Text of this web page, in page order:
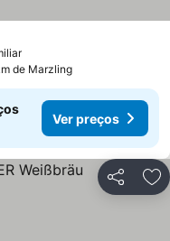
Ver preços
de Marzling
Ver preços
Partilhar